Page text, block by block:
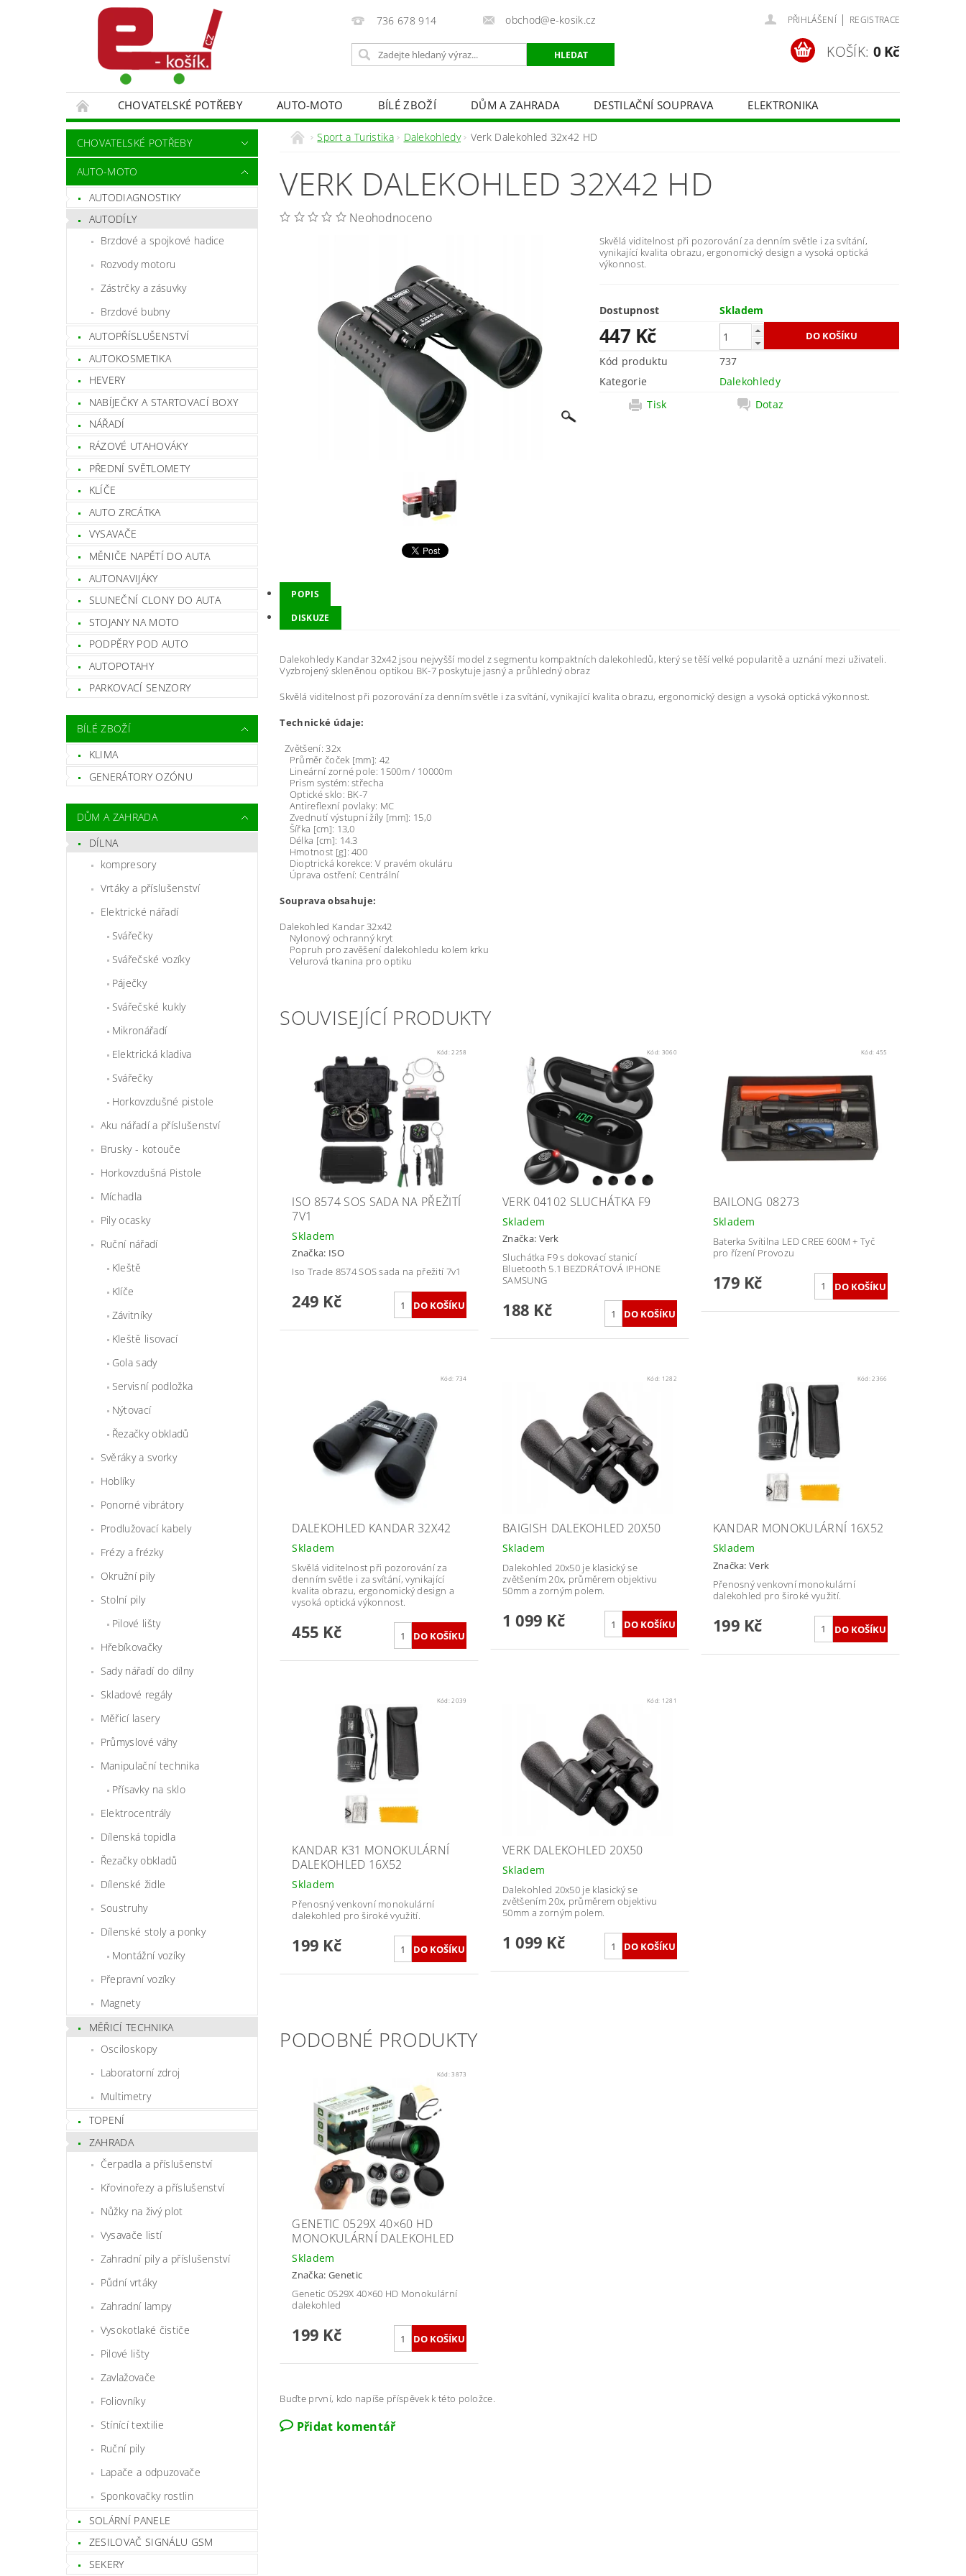
736 678 914 obchod@e-kosik.cz PŘIHLÁŠENÍ | REGISTRACE
KOŠÍK: 0 Kč
CHOVATELSKÉ POTŘEBY AUTO-MOTO BÍLÉ ZBOŽÍ DŮM A ZAHRADA DESTILAČNÍ SOUPRAVA
ELEKTRONIKA
MALÍŘSKÉ NÁŘADÍ DOPLŇKY
MONITOROVACÍ TECHNIKA A ALARMY OSVĚTLENÍ
STUDIOVÁ FOTOTECHNIKA
SPORT A TURISTIKA
DĚTSKÉ ZBOŽÍ
CHOVATELSKÉ POTŘEBY
AUTO-MOTO
AUTODIAGNOSTIKY
AUTODÍLY
Brzdové a spojkové hadice
Rozvody motoru
Zástrčky a zásuvky
Brzdové bubny
AUTOPŘÍSLUŠENSTVÍ
AUTOKOSMETIKA
HEVERY
NABÍJEČKY A STARTOVACÍ BOXY
NÁŘADÍ
RÁZOVÉ UTAHOVÁKY
PŘEDNÍ SVĚTLOMETY
KLÍČE
AUTO ZRCÁTKA
VYSAVAČE
MĚNIČE NAPĚTÍ DO AUTA
AUTONAVIJÁKY
SLUNEČNÍ CLONY DO AUTA
STOJANY NA MOTO
PODPĚRY POD AUTO
AUTOPOTAHY
PARKOVACÍ SENZORY
BÍLÉ ZBOŽÍ
KLIMA
GENERÁTORY OZÓNU
DŮM A ZAHRADA
DÍLNA
kompresory
Vrtáky a příslušenství
Elektrické nářadí
Svářečky
Svářečské vozíky
Páječky
Svářečské kukly
Mikronářadí
Elektrická kladiva
Svářečky
Horkovzdušné pistole
Aku nářadí a příslušenství
Brusky - kotouče
Horkovzdušná Pistole
Míchadla
Pily ocasky
Ruční nářadí
Kleště
Klíče
Závitníky
Kleště lisovací
Gola sady
Servisní podložka
Nýtovací
Řezačky obkladů
Svěráky a svorky
Hoblíky
Ponorné vibrátory
Prodlužovací kabely
Frézy a frézky
Okružní pily
Stolní pily
Pilové lišty
Hřebíkovačky
Sady nářadí do dílny
Skladové regály
Měřicí lasery
Průmyslové váhy
Manipulační technika
Přísavky na sklo
Elektrocentrály
Dílenská topidla
Řezačky obkladů
Dílenské židle
Soustruhy
Dílenské stoly a ponky
Montážní vozíky
Přepravní vozíky
Magnety
MĚŘICÍ TECHNIKA
Osciloskopy
Laboratorní zdroj
Multimetry
TOPENÍ
ZAHRADA
Čerpadla a příslušenství
Křovinořezy a příslušenství
Nůžky na živý plot
Vysavače listí
Zahradní pily a příslušenství
Půdní vrtáky
Zahradní lampy
Vysokotlaké čističe
Pilové lišty
Zavlažovače
Foliovníky
Stínící textilie
Ruční pily
Lapače a odpuzovače
Sponkovačky rostlin
SOLÁRNÍ PANELE
ZESILOVAČ SIGNÁLU GSM
SEKERY
Sport a Turistika Dalekohledy Verk Dalekohled 32x42 HD
VERK DALEKOHLED 32X42 HD
Neohodnoceno
Skvělá viditelnost při pozorování za denním světle i za svítání,
vynikající kvalita obrazu, ergonomický design a vysoká optická
výkonnost.
Dostupnost Skladem
447 Kč
Kód produktu
737
Kategorie
Dalekohledy
Tisk
Dotaz
POPIS
DISKUZE
Dalekohledy Kandar 32x42 jsou nejvyšší model z segmentu kompaktních dalekohledů, který se těší velké popularitě a uznání mezi uživateli.
Vyzbrojený skleněnou optikou BK-7 poskytuje jasný a průhledný obraz
Skvělá viditelnost při pozorování za denním světle i za svítání, vynikající kvalita obrazu, ergonomický design a vysoká optická výkonnost.
Technické údaje:
Zvětšení: 32x
Průměr čoček [mm]: 42
Lineární zorné pole: 1500m / 10000m
Prism systém: střecha
Optické sklo: BK-7
Antireflexní povlaky: MC
Zvednutí výstupní žíly [mm]: 15,0
Šířka [cm]: 13,0
Délka [cm]: 14.3
Hmotnost [g]: 400
Dioptrická korekce: V pravém okuláru
Úprava ostření: Centrální
Souprava obsahuje:
Dalekohled Kandar 32x42
Nylonový ochranný kryt
Popruh pro zavěšení dalekohledu kolem krku
Velurová tkanina pro optiku
SOUVISEJÍCÍ PRODUKTY
Kód:2258
ISO 8574 SOS SADA NA PŘEŽITÍ
7V1
Skladem
Značka: ISO
Iso Trade 8574 SOS sada na přežití 7v1
249 Kč
Kód: 3060
VERK 04102 SLUCHÁTKA F9
Skladem
Značka: Verk
Sluchátka F9 s dokovací stanicí
Bluetooth 5.1 BEZDRÁTOVÁ IPHONE
SAMSUNG
188 Kč
Kód: 455
BAILONG 08273
Skladem
Baterka Svítilna LED CREE 600M + Tyč
pro řízení Provozu
179 Kč
Kód: 734
DALEKOHLED KANDAR 32X42
Skladem
Skvělá viditelnost při pozorování za
denním světle i za svítání, vynikající
kvalita obrazu, ergonomický design a
vysoká optická výkonnost.
455 Kč
Kód: 1282
BAIGISH DALEKOHLED 20X50
Skladem
Dalekohled 20x50 je klasický se
zvětšením 20x, průměrem objektivu
50mm a zorným polem.
1 099 Kč
Kód:2366
KANDAR MONOKULÁRNÍ 16X52
Skladem
Značka:Verk
Přenosný venkovní monokulární
dalekohled pro široké využití.
199 Kč
Kód:2039
KANDAR K31 MONOKULÁRNÍ
DALEKOHLED 16X52
Skladem
Přenosný venkovní monokulární
dalekohled pro široké využití.
199 Kč
Kód: 1281
VERK DALEKOHLED 20X50
Skladem
Dalekohled 20x50 je klasický se
zvětšením 20x, průměrem objektivu
50mm a zorným polem.
1 099 Kč
PODOBNÉ PRODUKTY
Kód:3873
GENETIC 0529X 40×60 HD
MONOKULÁRNÍ DALEKOHLED
Skladem
Značka: Genetic
Genetic 0529X 40×60 HD Monokulární
dalekohled
199 Kč
Buďte první, kdo napíše příspěvek k této položce.
Přidat komentář